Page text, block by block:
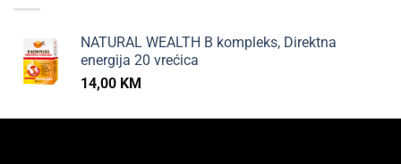
NATURAL WEALTH B kompleks, Direktna
energija 20 vrećica
14,00 KM